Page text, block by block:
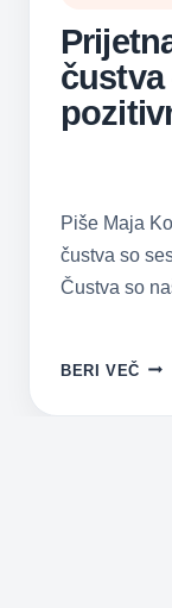
čustva
Piše Maja
čustva so
Čustva so
BERI VEČ